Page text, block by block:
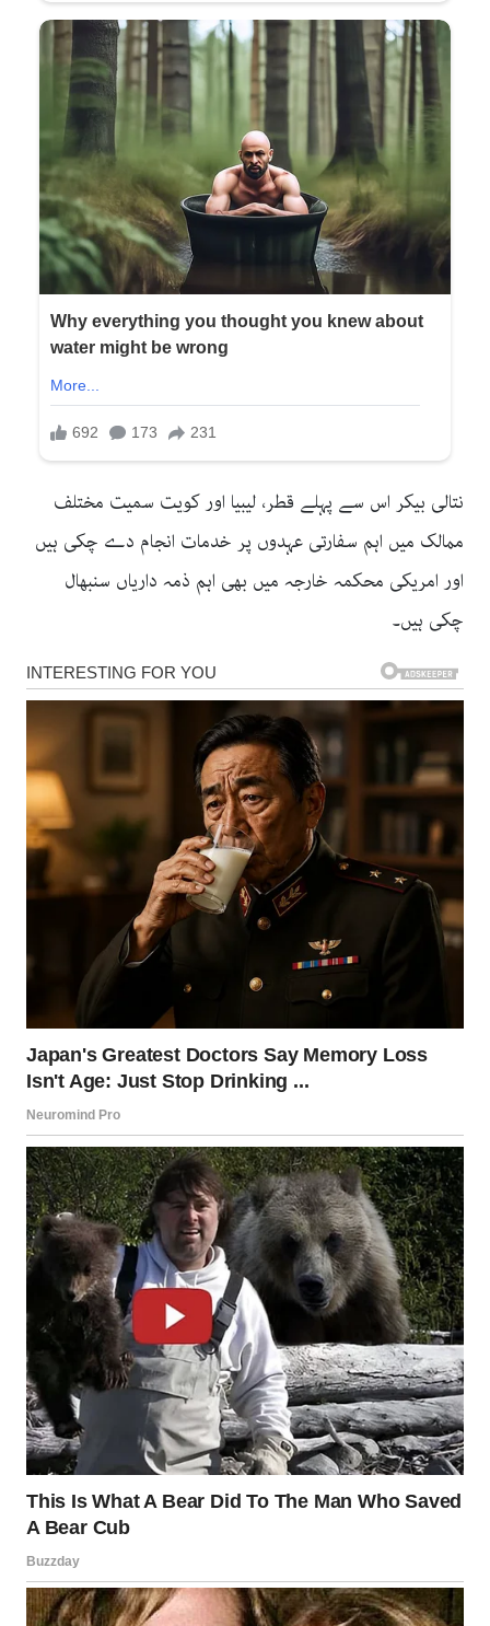
نتالی بیکر اس سے پہلے قطر، لیبیا اور کویت سمیت مختلف
ممالک میں اہم سفارتی عہدوں پر خدمات انجام دے چکی ہیں
اور امریکی محکمہ خارجہ میں بھی اہم ذمہ داریاں سنبھال
چکی ہیں۔